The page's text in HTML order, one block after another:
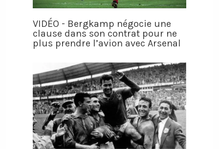
VIDÉO - Bergkamp négocie une
clause dans son contrat pour ne
plus prendre l’avion avec Arsenal